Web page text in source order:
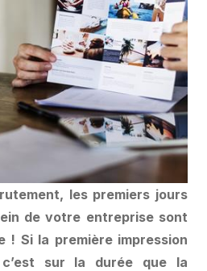
les premiers jours
de votre entreprise sont
! Si la première impression
c’est sur la durée que la